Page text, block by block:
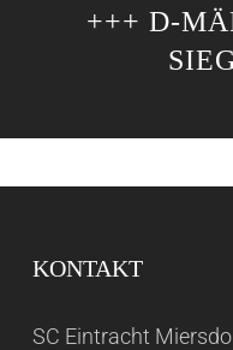
+++ D-
KONTAKT
SC Eintracht